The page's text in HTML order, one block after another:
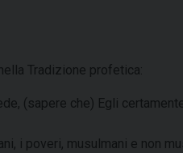
Tradizione profetica:
(sapere che) Egli
i poveri, musulmani e non